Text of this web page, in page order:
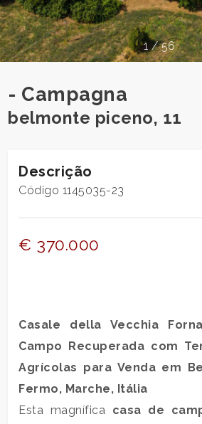
1 / 56
- Campagna
belmonte piceno, 11
Descrição
Código 1145035-23
€ 370.000
Casale della Vecchia
Campo Recuperada com
Agrícolas para Venda em
Fermo, Marche, Itália
Esta magnífica casa de
CONTACTOS
O
QUE
DIZEM
NÓS
Província
Comum
tipologia
múltipla
escolha
Comercial
Terra